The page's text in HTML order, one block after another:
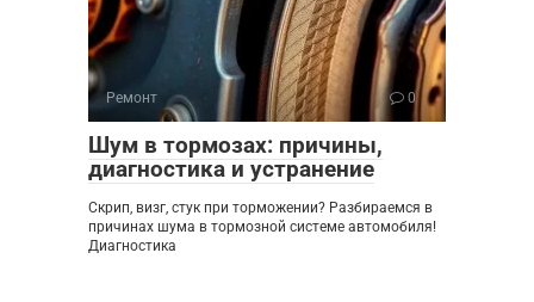
Ремонт 0
Шум в тормозах: причины,
диагностика и устранение
Скрип, визг, стук при торможении? Разбираемся в
причинах шума в тормозной системе автомобиля!
Диагностика